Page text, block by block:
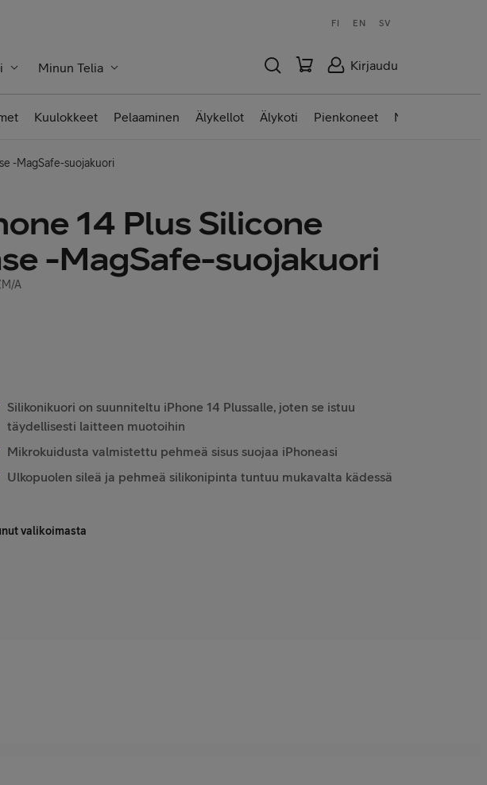
FI EN SV
Minun Telia Kirjaudu
Kuulokkeet Pelaaminen Älykellot Älykoti Pienkoneet Nettilaitteet
-MagSafe-suojakuori
14 Plus Silicone
-MagSafe-suojakuori
A
Silikonikuori on suunniteltu iPhone 14 Plussalle, joten se istuu
täydellisesti laitteen muotoihin
Mikrokuidusta valmistettu pehmeä sisus suojaa iPhoneasi
Ulkopuolen sileä ja pehmeä silikonipinta tuntuu mukavalta kädessä
valikoimasta